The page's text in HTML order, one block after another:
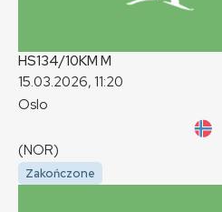
HS134/10KM M
15.03.2026, 11:20
Oslo
(NOR)
Zakończone